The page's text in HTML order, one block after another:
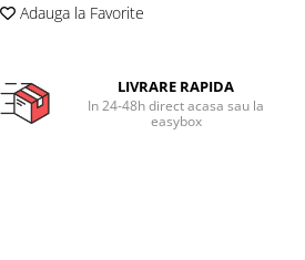
Adauga la Favorite
LIVRARE RAPIDA
In 24-48h direct acasa sau la
easybox